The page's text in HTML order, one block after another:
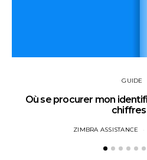
GUIDE
Où se procurer mon
chiffres
ZIMBRA ASSISTANCE